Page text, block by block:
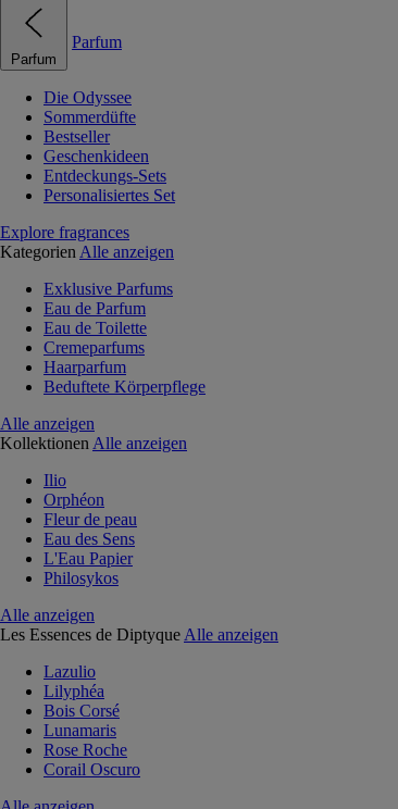
Parfum
Parfum
Die Odyssee
Sommerdüfte
Bestseller
Geschenkideen
Entdeckungs-Sets
Personalisiertes Set
Explore fragrances
Kategorien Alle anzeigen
Exklusive Parfums
Eau de Parfum
Eau de Toilette
Cremeparfums
Haarparfum
Beduftete Körperpflege
Alle anzeigen
Kollektionen Alle anzeigen
Ilio
Orphéon
Fleur de peau
Eau des Sens
L'Eau Papier
Philosykos
Alle anzeigen
Les Essences de Diptyque Alle anzeigen
Lazulio
Lilyphéa
Bois Corsé
Lunamaris
Rose Roche
Corail Oscuro